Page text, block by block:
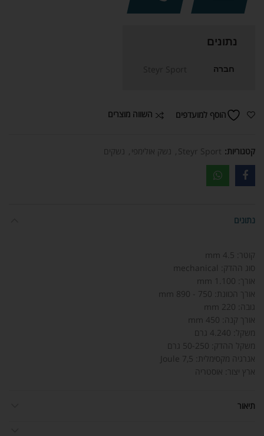
נתונים
חברה
הוסף למועדפים השווה מוצרים
קטגוריות: Steyr Sport נשק אולימפי נשקים
נתונים
קוטר: 4.5 mm
סוג ההדק: mechanical
אורך: 1.100 mm
אורך הכוונת: 750 - 890 mm
גובה: 220 mm
אורך קנה: 450 mm
משקל: 4.240 גרם
משקל ההדק: 50-250 גרם
אנרגיה מקסימלית: 7,5 Joule
ארץ יצור: אוסטריה
תיאור